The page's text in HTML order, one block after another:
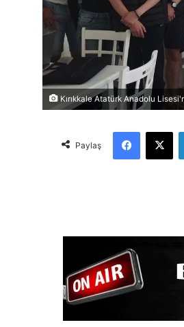
Kırıkkale Atatürk Anadolu
Paylaş